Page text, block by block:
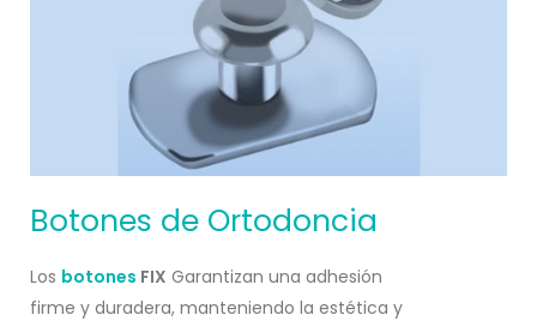
Botones de Ortodoncia
Los botones FIX Garantizan una adhesión
firme y duradera, manteniendo la estética y